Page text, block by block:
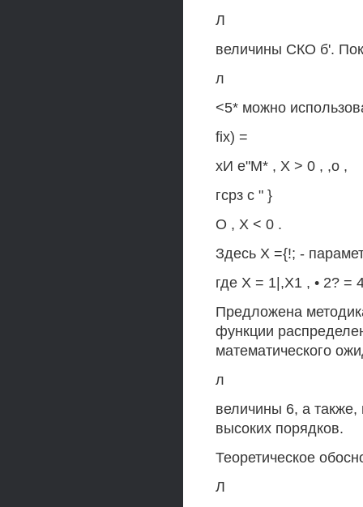
Л
величины СКО б'.
л
<5* можно
fix) =
хИ е"М* , X > 0 , ,о ,
гсрз с " }
О , X < 0 .
Здесь X ={!; -
где X = 1|,Х1 , • 2?
Предложена
функции
математического
л
величины 6, а
высоких порядков.
Теоретическое
Л